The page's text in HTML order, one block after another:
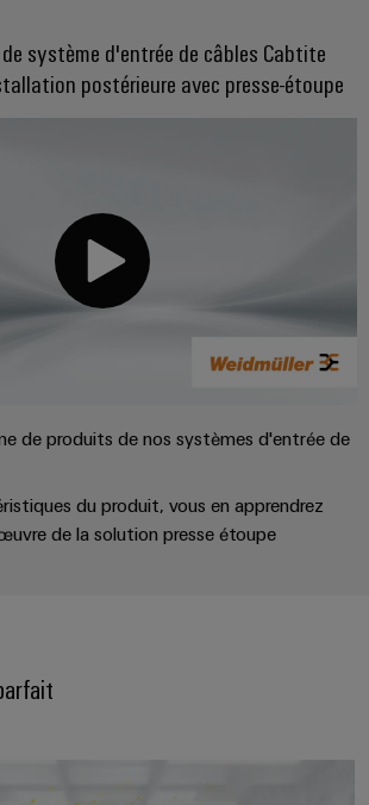
système d'entrée de câbles Cabtite
postérieure avec presse-étoupe
de produits de nos systèmes d'entrée de
du produit, vous en apprendrez
de la solution presse étoupe